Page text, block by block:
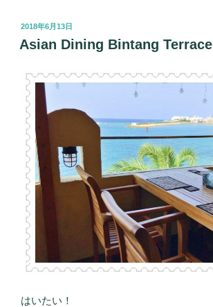
投
稿
日:
2018年6月13日
Asian Dining Bintang Terrace
はいたい！